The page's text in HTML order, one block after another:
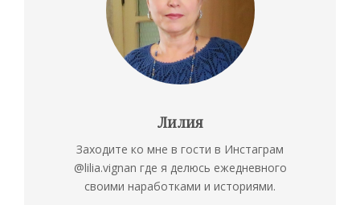
Лилия
Заходите ко мне в гости в Инстаграм
@lilia.vignan где я делюсь ежедневного
своими наработками и историями.